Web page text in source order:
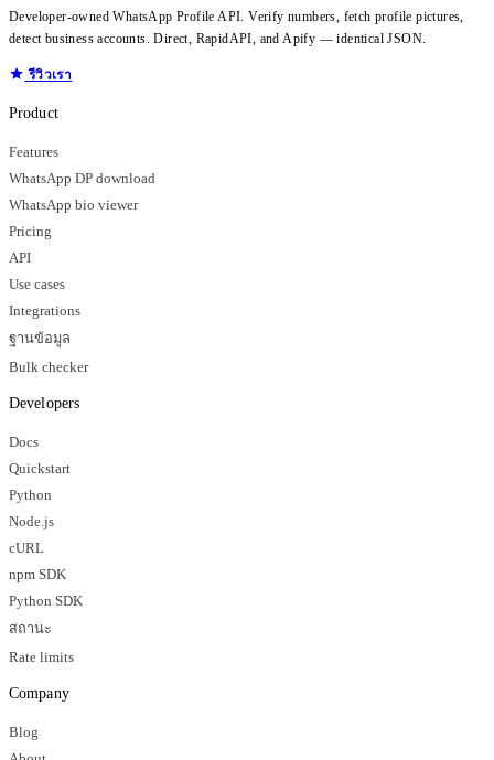
Developer-owned WhatsApp Profile API. Verify numbers, fetch profile pictures,
detect business accounts. Direct, RapidAPI, and Apify — identical JSON.
รีวิวเรา
Product
Features
WhatsApp DP download
WhatsApp bio viewer
Pricing
API
Use cases
Integrations
ฐานข้อมูล
Bulk checker
Developers
Docs
Quickstart
Python
Node.js
cURL
npm SDK
Python SDK
สถานะ
Rate limits
Company
Blog